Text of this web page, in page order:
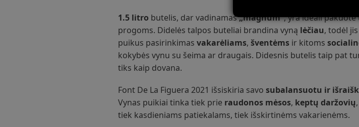
1.5 litro butelis, dar vadinamas„magnum“, yra ideali
progoms. Didelės talpos buteliai brandina vyną lėčiau, todėl
puikus pasirinkimas vakarėliams, šventėmsir kitoms
kokybės vynu su šeima ar draugais. Didesnis butelis taip pat
tiks kaip dovana.
Font De La Figuera 2021 išsiskiria savo subalansuotu ir
Vynas puikiai tinka tiek prie raudonos mėsos, keptų daržovių
tiek kasdieniams patiekalams, tiek išskirtinėms vakarienėms.